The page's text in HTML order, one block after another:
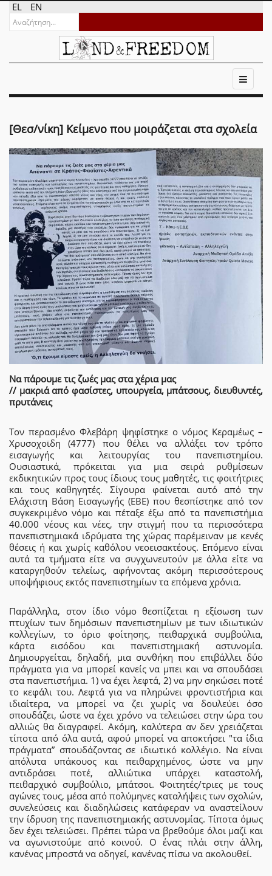
EL EN
[Θεσ/νίκη] Κείμενο που μοιράζεται στα σχολεία
Να πάρουμε τις ζωές μας στα χέρια μας
// μακριά από φασίστες, υπουργεία, μπάτσoυς, διευθυντές,
πρυτάνεις
Τον περασμένο Φλεβάρη ψηφίστηκε ο νόμος Κεραμέως –
Χρυσοχοϊδη (4777) που θέλει να αλλάξει τον τρόπο
εισαγωγής και λειτουργίας του πανεπιστημίου.
Ουσιαστικά, πρόκειται για μια σειρά ρυθμίσεων
εκδικητικών προς τους ίδιους τους μαθητές, τις φοιτήτριες
και τους καθηγητές. Σίγουρα φαίνεται αυτό από την
Ελάχιστη Βάση Εισαγωγής (ΕΒΕ) που θεσπίστηκε από τον
συγκεκριμένο νόμο και πέταξε έξω από τα πανεπιστήμια
40.000 νέους και νέες, την στιγμή που τα περισσότερα
πανεπιστημιακά ιδρύματα της χώρας παρέμειναν με κενές
θέσεις ή και χωρίς καθόλου νεοεισακτέους. Επόμενο είναι
αυτά τα τμήματα είτε να συγχωνευτούν με άλλα είτε να
καταργηθούν τελείως, αφήνοντας ακόμη περισσότερους
υποψήφιους εκτός πανεπιστημίων τα επόμενα χρόνια.
Παράλληλα, στον ίδιο νόμο θεσπίζεται η εξίσωση των
πτυχίων των δημόσιων πανεπιστημίων με των ιδιωτικών
κολλεγίων, το όριο φοίτησης, πειθαρχικά συμβούλια,
κάρτα εισόδου και πανεπιστημιακή αστυνομία.
Δημιουργείται, δηλαδή, μια συνθήκη που επιβάλλει δύο
πράγματα για να μπορεί κανείς να μπει και να σπουδάσει
στα πανεπιστήμια. 1) να έχει λεφτά, 2) να μην σηκώσει ποτέ
το κεφάλι του. Λεφτά για να πληρώνει φροντιστήρια και
ιδιαίτερα, να μπορεί να ζει χωρίς να δουλεύει όσο
σπουδάζει, ώστε να έχει χρόνο να τελειώσει στην ώρα του
αλλιώς θα διαγραφεί. Ακόμη, καλύτερα αν δεν χρειάζεται
τίποτα από όλα αυτά, αφού μπορεί να αποκτήσει "τα ίδια
πράγματα” σπουδάζοντας σε ιδιωτικό κολλέγιο. Να είναι
απόλυτα υπάκουος και πειθαρχημένος, ώστε να μην
αντιδράσει ποτέ, αλλιώτικα υπάρχει καταστολή,
πειθαρχικό συμβούλιο, μπάτσοι. Φοιτητές/τριες με τους
αγώνες τους, μέσα από πολύμηνες καταλήψεις των σχολών,
συνελεύσεις και διαδηλώσεις κατάφεραν να αναστείλουν
την ίδρυση της πανεπιστημιακής αστυνομίας. Τίποτα όμως
δεν έχει τελειώσει. Πρέπει τώρα να βρεθούμε όλοι μαζί και
να αγωνιστούμε από κοινού. Ο ένας πλάι στην άλλη,
κανένας μπροστά να οδηγεί, κανένας πίσω να ακολουθεί.